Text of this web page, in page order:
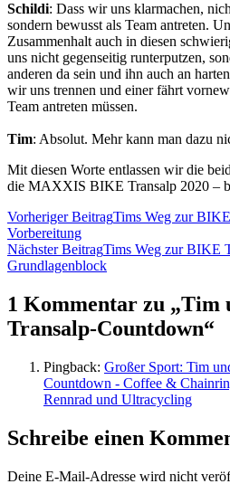
Schildi: Dass wir uns klarmachen,
sondern bewusst als Team antreten.
Zusammenhalt auch in diesen
uns nicht gegenseitig runterputzen,
anderen da sein und ihn auch an
wir uns trennen und einer fährt
Team antreten müssen.
Tim: Absolut. Mehr kann man dazu
Mit diesen Worte entlassen wir die
die MAXXIS BIKE Transalp 2020 –
Vorheriger BeitragTims Weg zur
Vorbereitung
Nächster BeitragTims Weg zur BIKE
Grundlagenblock
1 Kommentar zu „Tim
Transalp-Countdown“
Pingback: Großer Sport: Tim
Countdown - Coffee &
Rennrad und Ultracycling
Schreibe einen
Deine E-Mail-Adresse wird nicht